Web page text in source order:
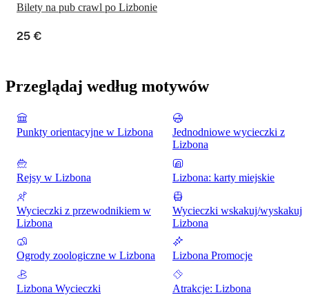
Bilety na pub crawl po Lizbonie
25 €
Przeglądaj według motywów
Punkty orientacyjne w Lizbona
Jednodniowe wycieczki z
Lizbona
Rejsy w Lizbona Lizbona: karty miejskie
Wycieczki z przewodnikiem w
Lizbona
Wycieczki wskakuj/wyskakuj
Lizbona
Ogrody zoologiczne w Lizbona Lizbona Promocje
Lizbona Wycieczki Atrakcje: Lizbona